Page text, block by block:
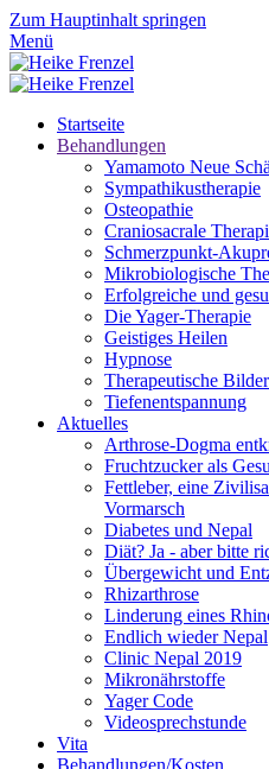
Zum Hauptinhalt springen
Menü
Startseite
Behandlungen
Yamamoto Neue
Sympathikustherapie
Osteopathie
Craniosacrale
Schmerzpunkt-
Mikrobiologische
Erfolgreiche und
Die Yager-Therapie
Geistiges Heilen
Hypnose
Therapeutische
Tiefenentspannung
Aktuelles
Arthrose-Dogma
Fruchtzucker als
Fettleber, eine
Vormarsch
Diabetes und Nepal
Diät? Ja - aber bitte
Übergewicht und
Rhizarthrose
Linderung eines
Endlich wieder Nepal
Clinic Nepal 2019
Mikronährstoffe
Yager Code
Videosprechstunde
Vita
Behandlungen/Kosten